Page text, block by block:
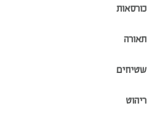
כורסאות
תאורה
שטיחים
ריהוט